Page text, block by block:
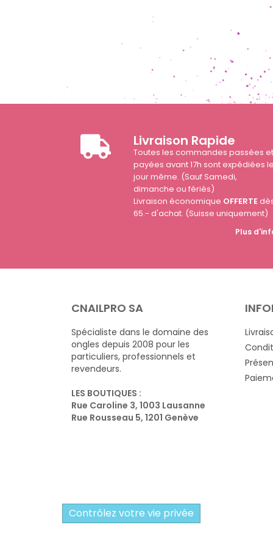
Livraison Rapide
Toutes les commandes passées
payées avant 17h sont expédiées
jour même. (Sauf Samedi,
dimanche ou fériés)
Livraison économique OFFERTE
65.- d'achat. (Suisse uniquement)
Plus
CNAILPRO SA
Spécialiste dans le domaine des
ongles depuis 2008 pour les
particuliers, professionnels et
revendeurs.
LES BOUTIQUES :
Rue Caroline 3, 1003 Lausanne
Rue Rousseau 5, 1201 Genève
Contrôlez votre vie privée